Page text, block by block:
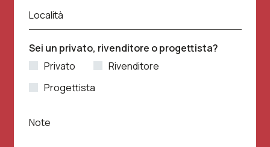
g
n
o
m
*
r
z
o
e
-
i
o
c
a
l
à
Località
Sei un privato, rivenditore o progettista?
Privato
Rivenditore
Progettista
o
Note